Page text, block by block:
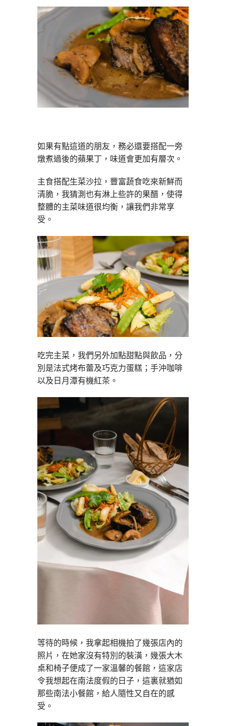
如果有點這道的朋友，務必還要搭配一旁
燉煮過後的蘋果丁，味道會更加有層次。
主食搭配生菜沙拉，豐富蔬食吃來新鮮而
清脆，我猜測也有淋上些許的果醋，使得
整體的主菜味道很均衡，讓我們非常享
受。
吃完主菜，我們另外加點甜點與飲品，分
別是法式烤布蕾及巧克力蛋糕；手沖咖啡
以及日月潭有機紅茶。
等待的時候，我拿起相機拍了幾張店內的
照片，在她家沒有特別的裝潢，幾張大木
桌和椅子便成了一家溫馨的餐館，這家店
令我想起在南法度假的日子，這裏就猶如
那些南法小餐館，給人隨性又自在的感
受。